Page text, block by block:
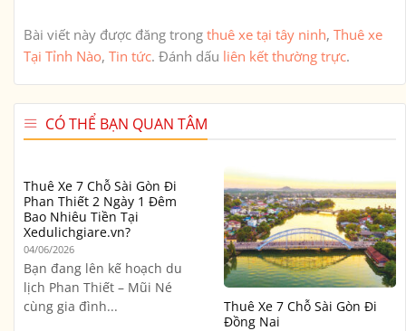
Bài viết này được đăng trong thuê xe tại tây ninh, Thuê xe
Tại Tỉnh Nào, Tin tức. Đánh dấu liên kết thường trực.
CÓ THỂ BẠN QUAN TÂM
Thuê Xe 7 Chỗ Sài Gòn Đi
Phan Thiết 2 Ngày 1 Đêm
Bao Nhiêu Tiền Tại
Xedulichgiare.vn?
04/06/2026
Bạn đang lên kế hoạch du
lịch Phan Thiết – Mũi Né
cùng gia đình...
Thuê Xe 7 Chỗ Sài Gòn Đi
Đồng Nai